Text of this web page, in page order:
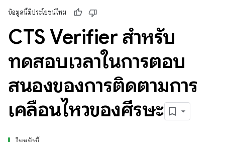
ข้อมูลนี้มีประโยชน์ไหม
CTS Verifier สำหรับ
ทดสอบเวลาในการตอบ
สนองของการติดตามการ
เคลื่อนไหวของศีรษะ